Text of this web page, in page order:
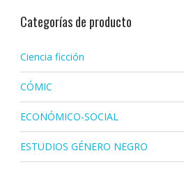
Categorías de producto
Ciencia ficción
CÓMIC
ECONÓMICO-SOCIAL
ESTUDIOS GÉNERO NEGRO